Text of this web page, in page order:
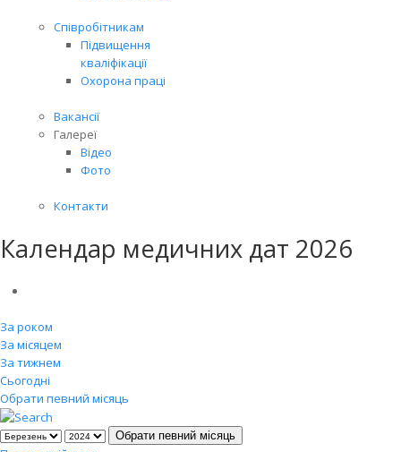
Співробітникам
Підвищення
кваліфікації
Охорона праці
Вакансії
Галереї
Відео
Фото
Контакти
Календар медичних дат 2026
За роком
За місяцем
За тижнем
Сьогодні
Обрати певний місяць
Обрати певний місяць